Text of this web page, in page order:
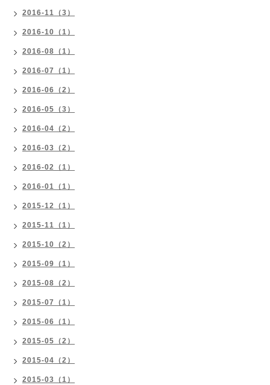
2016-11（3）
2016-10（1）
2016-08（1）
2016-07（1）
2016-06（2）
2016-05（3）
2016-04（2）
2016-03（2）
2016-02（1）
2016-01（1）
2015-12（1）
2015-11（1）
2015-10（2）
2015-09（1）
2015-08（2）
2015-07（1）
2015-06（1）
2015-05（2）
2015-04（2）
2015-03（1）